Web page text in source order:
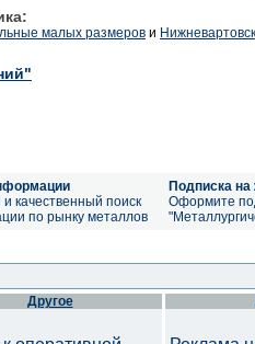
малых размеров и Нижневартовск
качественный поиск
по рынку металлов
Подписка
Оформите
Другое